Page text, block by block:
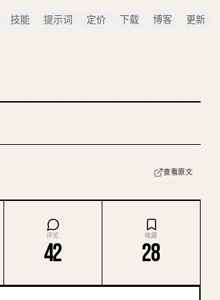
技能 提示词 定价 下载 博客 更新
查看原文
评论
42
收藏
28